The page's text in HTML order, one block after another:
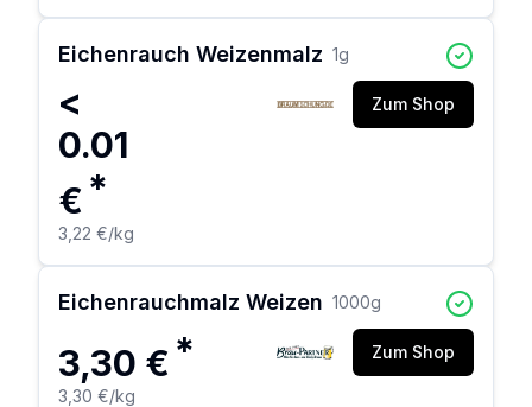
Eichenrauch Weizenmalz 1g
<
0.01
€ *
3,22 €/kg
Zum Shop
Eichenrauchmalz Weizen 1000g
3,30 € *
3,30 €/kg
Zum Shop